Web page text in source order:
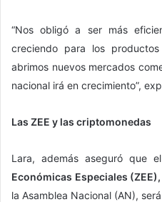
“Nos obligó a ser más
creciendo para los
abrimos nuevos mercados
nacional irá en crecimiento”,
Las ZEE y las criptomonedas
Lara, además aseguró que
Económicas Especiales (ZEE),
la Asamblea Nacional (AN),